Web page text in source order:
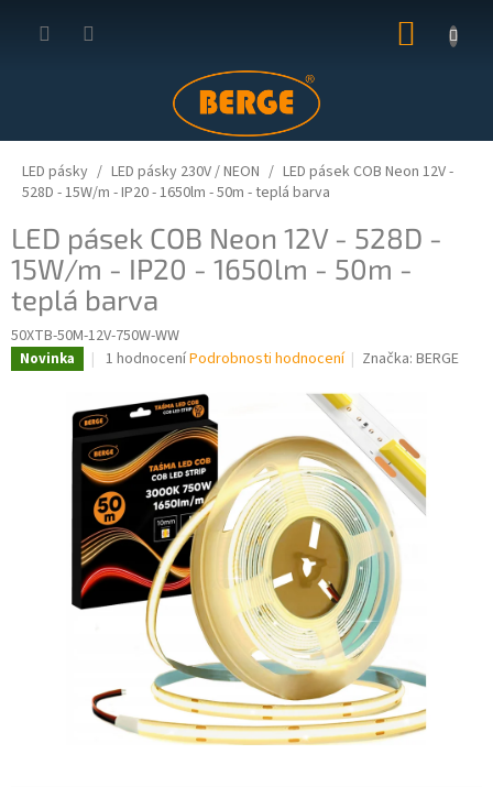
KOŠÍK
LED pásky LED pásky 230V / NEON
LED pásek COB Neon 12V -
528D - 15W/m - IP20 - 1650lm - 50m - teplá barva
LED pásek COB Neon 12V - 528D -
15W/m - IP20 - 1650lm - 50m -
teplá barva
50XTB-50M-12V-750W-WW
Novinka
Průměrné
produktu
je
2,0
z
5
hvězdiček.
1 hodnoceníPodrobnosti hodnocení Značka:BERGE